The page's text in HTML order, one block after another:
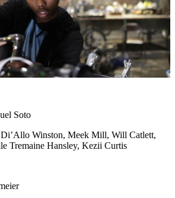
Soto
Winston, Meek Mill, Will Catlett,
Tremaine Hansley, Kezii Curtis